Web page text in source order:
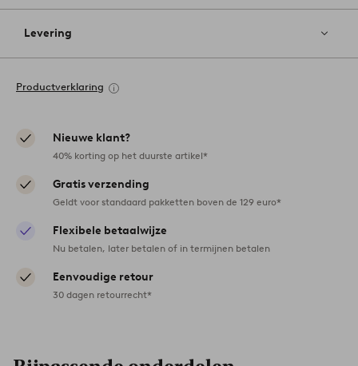
Levering
Productverklaring
Nieuwe klant?
40% korting op het duurste artikel*
Gratis verzending
Geldt voor standaard pakketten boven de 129 euro*
Flexibele betaalwijze
Nu betalen, later betalen of in termijnen betalen
Eenvoudige retour
30 dagen retourrecht*